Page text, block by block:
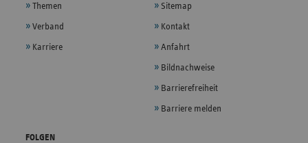
Themen
Verband
Karriere
Sitemap
Kontakt
Anfahrt
Bildnachweise
Barrierefreiheit
Barriere melden
FOLGEN